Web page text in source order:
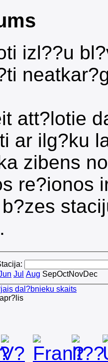
izl??u
att?lotie
ar ilg?ku
zibens
re?ionos
Jul Aug SepOctNovDec
dal?bnieku skaits